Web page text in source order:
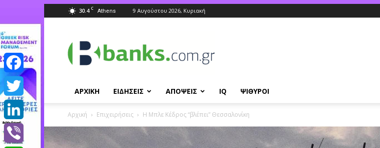
30.4 C Athens 9 Αυγούστου 2026, Κυριακή
ΑΡΧΙΚΗ ΕΙΔΗΣΕΙΣ ΑΠΟΨΕΙΣ IQ ΨΙΘΥΡΟΙ
Αρχική Επιχειρήσεις H Μπλε Κέδρος “βλέπει” Θεσσαλονίκη
Facebook
Twitter
LinkedIn